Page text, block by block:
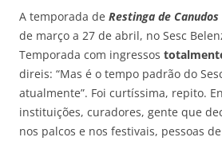
A temporada de Restinga de Canudos
de março a 27 de abril, no Sesc
Temporada com ingressos
direis: “Mas é o tempo padrão do
atualmente”. Foi curtíssima, repito.
instituições, curadores, gente que
nos palcos e nos festivais, pessoas